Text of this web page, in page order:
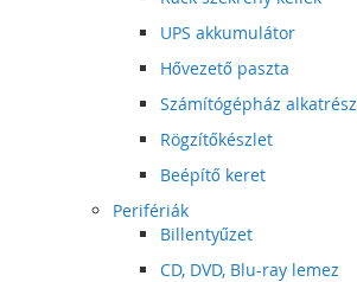
UPS akkumulátor
Hővezető paszta
Számítógépház alkatrész
Rögzítőkészlet
Beépítő keret
Perifériák
Billentyűzet
CD, DVD, Blu-ray lemez